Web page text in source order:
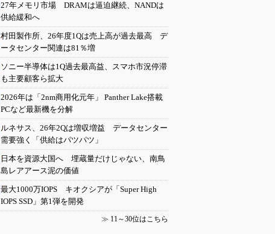
27年メモリ市場 DRAMは逼迫継続、NANDは
供給緩和へ
村田製作所、26年度1Qは売上高が過去最高 デ
ータセンター関連は81％増
ソニー半導体は1Q過去最高益、スマホ市況停滞
も主要顧客ら拡大
2026年は「2nm商用化元年」 Panther Lake搭載
PCなど最新機を分解
ルネサス、26年2Qは増収増益 データセンター
需要強く「供給はパツパツ」
日本を資源大国へ 埋蔵量だけじゃない、南鳥
島レアアース泥の価値
最大1000万IOPS キオクシアが「Super High
IOPS SSD」第1弾を開発
≫ 11～30位はこちら